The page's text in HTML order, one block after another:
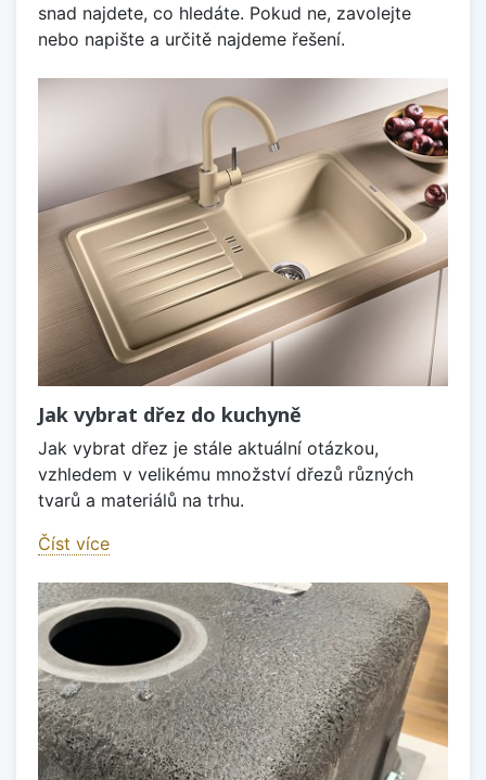
snad najdete, co hledáte. Pokud ne, zavolejte
nebo napište a určitě najdeme řešení.
Jak vybrat dřez do kuchyně
Jak vybrat dřez je stále aktuální otázkou,
vzhledem v velikému množství dřezů různých
tvarů a materiálů na trhu.
Číst více